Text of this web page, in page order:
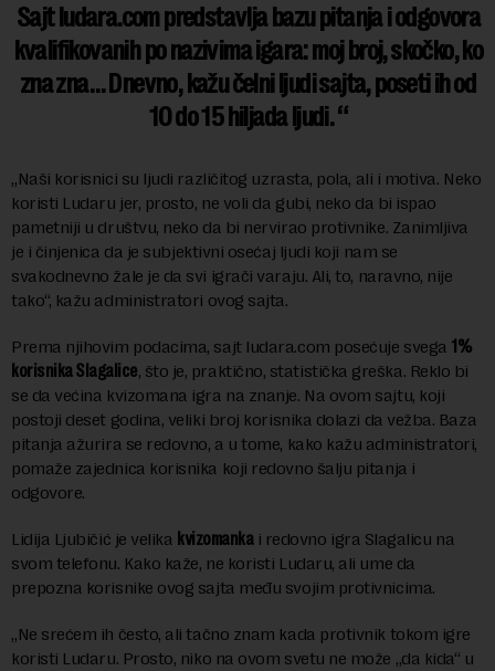
Sajt ludara.com predstavlja bazu pitanja i odgovora
kvalifikovanih po nazivima igara: moj broj, skočko, ko
zna zna… Dnevno, kažu čelni ljudi sajta, poseti ihod
10 do 15 hiljada ljudi.
„Naši korisnici su ljudi različitog uzrasta, pola, ali i motiva. Neko
koristi Ludaru jer, prosto, ne voli da gubi, neko da bi ispao
pametniji u društvu, neko da bi nervirao protivnike. Zanimljiva
je i činjenica da je subjektivni osećaj ljudi koji nam se
svakodnevno žale je da svi igrači varaju. Ali, to, naravno, nije
tako“, kažu administratori ovog sajta.
Prema njihovim podacima, sajt ludara.com posećuje svega 1%
korisnika Slagalice, što je, praktično, statistička greška. Reklo bi
se da većina kvizomana igra na znanje. Na ovom sajtu, koji
postoji deset godina, veliki broj korisnika dolazi da vežba. Baza
pitanja ažurira se redovno, a u tome, kako kažu administratori,
pomaže zajednica korisnika koji redovno šalju pitanja i
odgovore.
Lidija Ljubičić je velika kvizomankai redovno igra Slagalicu na
svom telefonu. Kako kaže, ne koristi Ludaru, ali ume da
prepozna korisnike ovog sajta među svojim protivnicima.
„Ne srećem ih često, ali tačno znam kada protivnik tokom igre
koristi Ludaru. Prosto, niko na ovom svetu ne može „da kida“ u